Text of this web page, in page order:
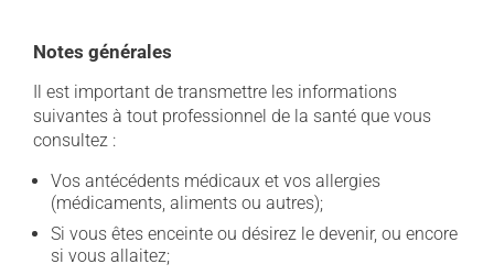
Notes générales
Il est important de transmettre les informations
suivantes à tout professionnel de la santé que vous
consultez :
Vos antécédents médicaux et vos allergies
(médicaments, aliments ou autres);
Si vous êtes enceinte ou désirez le devenir, ou encore
si vous allaitez;